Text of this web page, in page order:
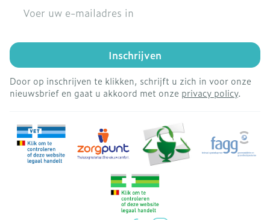
Inschrijven
Door op inschrijven te klikken, schrijft u zich in voor onze
nieuwsbrief en gaat u akkoord met onze privacy policy.